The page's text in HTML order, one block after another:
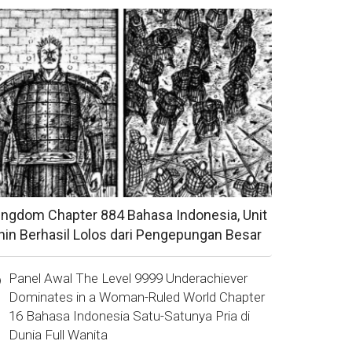
Chapter 884 Bahasa Indonesia, Unit
Berhasil Lolos dari Pengepungan Besar
Panel Awal The Level 9999 Underachiever
Dominates in a Woman-Ruled World Chapter
16 Bahasa Indonesia Satu-Satunya Pria di
Dunia Full Wanita